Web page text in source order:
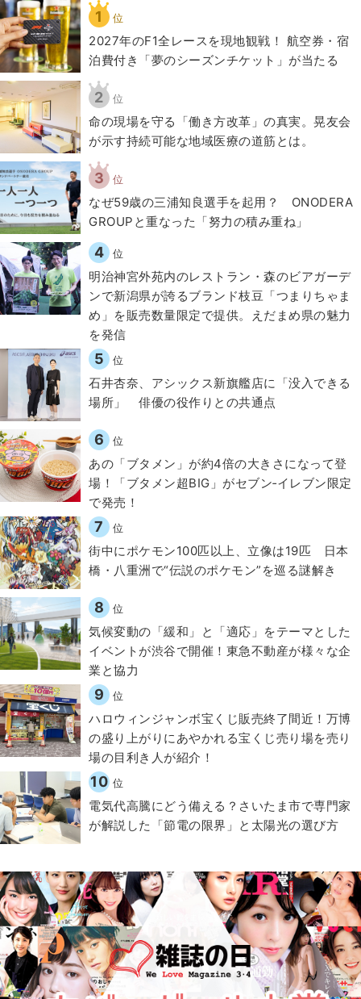
1 位
2027年のF1全レースを現地観戦！ 航空券・宿
泊費付き「夢のシーズンチケット」が当たる
2 位
​命の現場を守る「働き方改革」の真実。晃友会
が示す持続可能な地域医療の道筋とは。
3 位
なぜ59歳の三浦知良選手を起用？ ONODERA
GROUPと重なった「努力の積み重ね」
4 位
明治神宮外苑内のレストラン・森のビアガーデ
ンで新潟県が誇るブランド枝豆「つまりちゃま
め」を販売数量限定で提供。えだまめ県の魅力
を発信
5 位
石井杏奈、アシックス新旗艦店に「没入できる
場所」 俳優の役作りとの共通点
6 位
あの「ブタメン」が約4倍の大きさになって登
場！「ブタメン超BIG」がセブン‐イレブン限定
で発売！
7 位
街中にポケモン100匹以上、立像は19匹 日本
橋・八重洲で“伝説のポケモン”を巡る謎解き
8 位
気候変動の「緩和」と「適応」をテーマとした
イベントが渋谷で開催！東急不動産が様々な企
業と協力
9 位
ハロウィンジャンボ宝くじ販売終了間近！万博
の盛り上がりにあやかれる宝くじ売り場を売り
場の目利き人が紹介！
10 位
電気代高騰にどう備える？さいたま市で専門家
が解説した「節電の限界」と太陽光の選び方